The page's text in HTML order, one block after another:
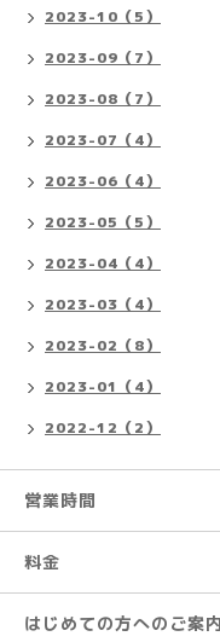
2023-10（5）
2023-09（7）
2023-08（7）
2023-07（4）
2023-06（4）
2023-05（5）
2023-04（4）
2023-03（4）
2023-02（8）
2023-01（4）
2022-12（2）
営業時間
料金
はじめての方へのご案